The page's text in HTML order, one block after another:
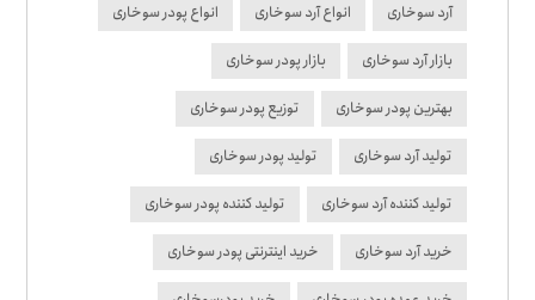
آرد سوخاری انواع آرد سوخاری انواع پودر سوخاری
بازار آرد سوخاری بازار پودر سوخاری
بهترین پودر سوخاری توزیع پودر سوخاری
تولید آرد سوخاری تولید پودر سوخاری
تولید کننده آرد سوخاری تولید کننده پودر سوخاری
خرید آرد سوخاری خرید اینترنتی پودر سوخاری